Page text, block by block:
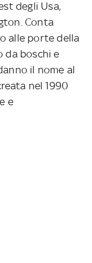
degli Usa,
Conta
alle porte della
da boschi e
il nome al
nel 1990
e